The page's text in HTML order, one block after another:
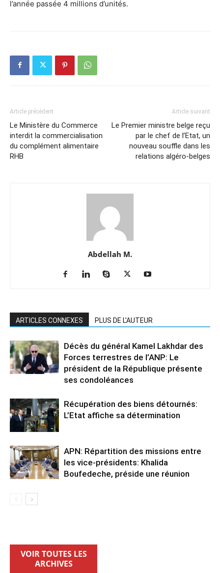
l’année passée 4 millions d’unités.
Article précédent
Le Ministère du Commerce
interdit la commercialisation
du complément alimentaire
RHB
Article suivant
Le Premier ministre belge reçu
par le chef de l’Etat, un
nouveau souffle dans les
relations algéro-belges
Abdellah M.
ARTICLES CONNEXES PLUS DE L'AUTEUR
Décès du général Kamel Lakhdar des
Forces terrestres de l’ANP: Le
président de la République présente
ses condoléances
Récupération des biens détournés:
L’Etat affiche sa détermination
APN: Répartition des missions entre
les vice-présidents: Khalida
Boufedeche, préside une réunion
VOIR TOUTES LES
ARCHIVES